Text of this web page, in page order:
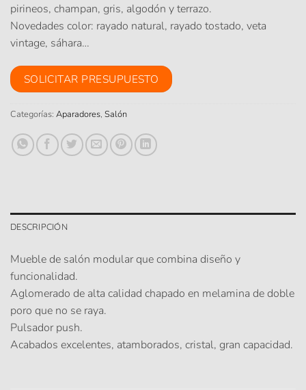
pirineos, champan, gris, algodón y terrazo.
Novedades color: rayado natural, rayado tostado, veta
vintage, sáhara…
SOLICITAR PRESUPUESTO
Categorías: Aparadores, Salón
DESCRIPCIÓN
Mueble de salón modular que combina diseño y
funcionalidad.
Aglomerado de alta calidad chapado en melamina de doble
poro que no se raya.
Pulsador push.
Acabados excelentes, atamborados, cristal, gran capacidad.